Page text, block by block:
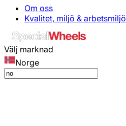
Om oss
Kvalitet, miljö & arbetsmiljö
Välj marknad
Norge